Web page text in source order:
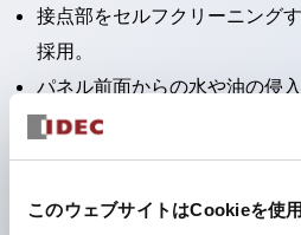
このウェブサイトはCookieを使
接点部をセルフクリーニング
採用。
パネル前面からの水や油の侵
護構造：IP65。（ただし2点押
IP40）